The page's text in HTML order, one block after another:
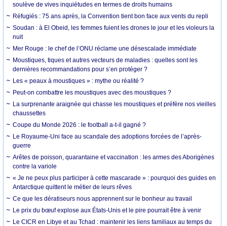
soulève de vives inquiétudes en termes de droits humains
Réfugiés : 75 ans après, la Convention tient bon face aux vents du repli
Soudan : à El Obeid, les femmes fuient les drones le jour et les violeurs la
nuit
Mer Rouge : le chef de l’ONU réclame une désescalade immédiate
Moustiques, tiques et autres vecteurs de maladies : quelles sont les
dernières recommandations pour s’en protéger ?
Les « peaux à moustiques » : mythe ou réalité ?
Peut-on combattre les moustiques avec des moustiques ?
La surprenante araignée qui chasse les moustiques et préfère nos vieilles
chaussettes
Coupe du Monde 2026 : le football a-t-il gagné ?
Le Royaume-Uni face au scandale des adoptions forcées de l’après-
guerre
Arêtes de poisson, quarantaine et vaccination : les armes des Aborigènes
contre la variole
« Je ne peux plus participer à cette mascarade » : pourquoi des guides en
Antarctique quittent le métier de leurs rêves
Ce que les dératiseurs nous apprennent sur le bonheur au travail
Le prix du bœuf explose aux États-Unis et le pire pourrait être à venir
Le CICR en Libye et au Tchad : maintenir les liens familiaux au temps du